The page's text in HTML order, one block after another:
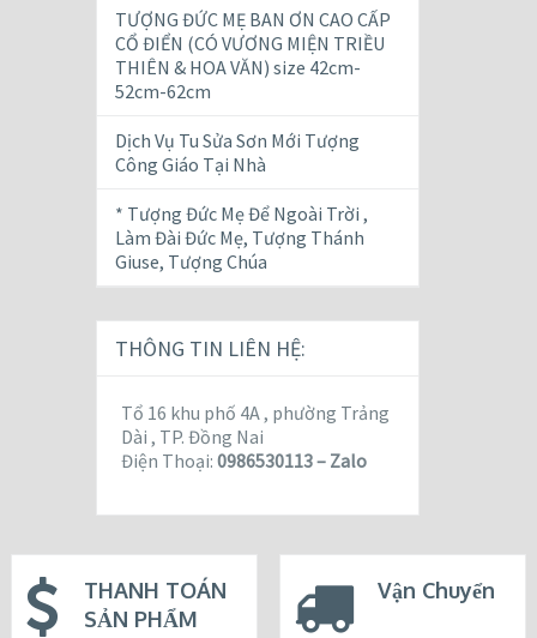
TƯỢNG ĐỨC MẸ BAN ƠN CAO CẤP
CỔ ĐIỂN (CÓ VƯƠNG MIỆN TRIỀU
THIÊN & HOA VĂN) size 42cm-
52cm-62cm
Dịch Vụ Tu Sửa Sơn Mới Tượng
Công Giáo Tại Nhà
* Tượng Đức Mẹ Để Ngoài Trời ,
Làm Đài Đức Mẹ, Tượng Thánh
Giuse, Tượng Chúa
THÔNG TIN LIÊN HỆ:
Tổ 16 khu phố 4A , phường Trảng
Dài , TP. Đồng Nai
Điện Thoại:0986530113 – Zalo
THANH TOÁN
SẢN PHẨM
Vận Chuyển